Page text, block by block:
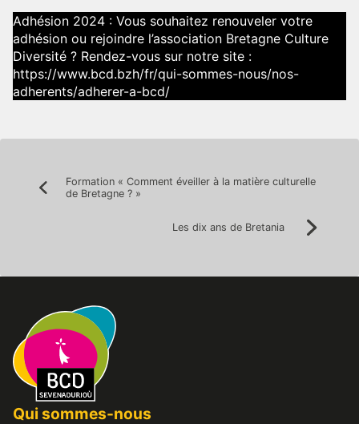
Adhésion 2024 : Vous souhaitez renouveler votre
adhésion ou rejoindre l’association Bretagne Culture
Diversité ? Rendez-vous sur notre site :
https://www.bcd.bzh/fr/qui-sommes-nous/nos-
adherents/adherer-a-bcd/
Navigation
Précédent:
Formation « Comment éveiller à la matière culturelle
de Bretagne ? »
Les dix ans de Bretania
Qui sommes-nous